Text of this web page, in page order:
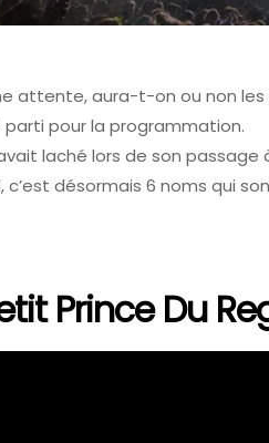
attente, aura-t-on ou non les
pour la programmation.
laché lors de son passage
désormais 6 noms qui
Prince Du
AUX VINS D'ALSACE DE COLMAR -